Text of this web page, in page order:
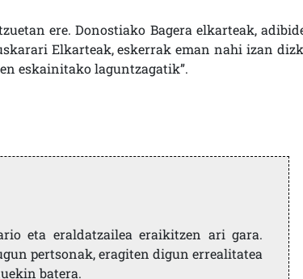
ere. Donostiako Bagera elkarteak,
Elkarteak, eskerrak eman nahi izan
eskainitako laguntzagatik”.
eta eraldatzailea eraikitzen ari gara.
pertsonak, eragiten digun errealitatea
batera.